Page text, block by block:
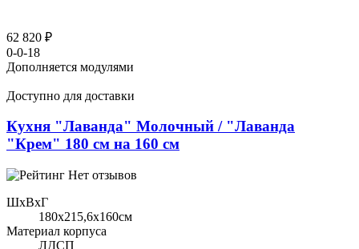
62 820 ₽
0-0-18
Дополняется модулями
Доступно для доставки
Кухня "Лаванда" Молочный / "Лаванда
"Крем" 180 см на 160 см
Нет отзывов
ШхВхГ
180x215,6х160см
Материал корпуса
ЛДСП